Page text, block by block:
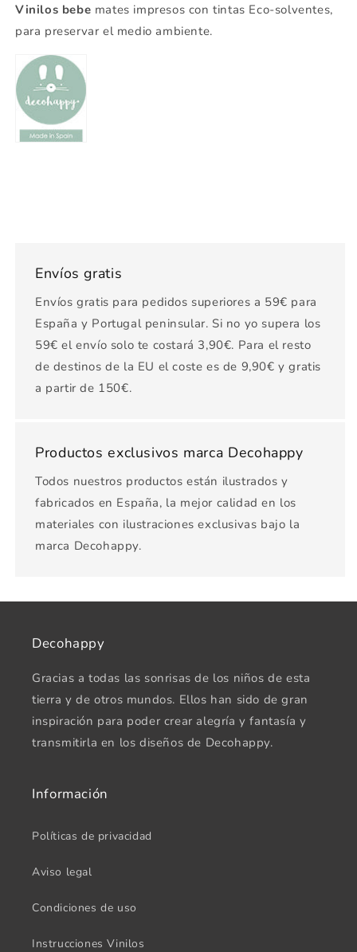
Vinilos bebe mates impresos con tintas Eco-solventes,
para preservar el medio ambiente.
Envíos gratis
Envíos gratis para pedidos superiores a 59€ para
España y Portugal peninsular. Si no yo supera los
59€ el envío solo te costará 3,90€. Para el resto
de destinos de la EU el coste es de 9,90€ y gratis
a partir de 150€.
Productos exclusivos marca Decohappy
Todos nuestros productos están ilustrados y
fabricados en España, la mejor calidad en los
materiales con ilustraciones exclusivas bajo la
marca Decohappy.
Decohappy
Gracias a todas las sonrisas de los niños de esta
tierra y de otros mundos. Ellos han sido de gran
inspiración para poder crear alegría y fantasía y
transmitirla en los diseños de Decohappy.
Información
Políticas de privacidad
Aviso legal
Condiciones de uso
Instrucciones Vinilos